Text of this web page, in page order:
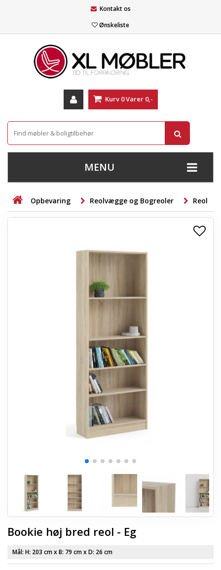
Kontakt os
Ønskeliste
Kurv 0Varer 0,-
MENU
+
STUE
+
Opbevaring Reolvægge og Bogreoler Reol
Bookie høj bred reol - Eg
Mål: H: 203 cmx B: 79 cmx D: 26 cm